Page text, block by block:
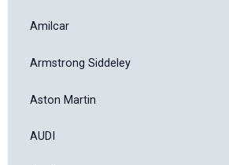
Amilcar
Armstrong Siddeley
Aston Martin
AUDI